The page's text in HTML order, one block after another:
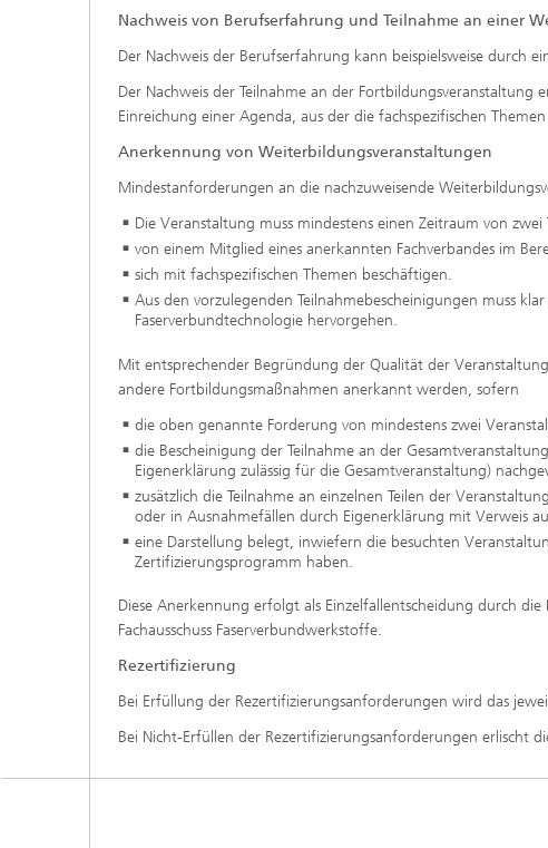
Nachweis von Berufserfahrung und Teilnahme an einer
Der Nachweis der Berufserfahrung kann beispielsweise durch
Der Nachweis der Teilnahme an der
Einreichung einer Agenda, aus der die fachspezifischen
Anerkennung von Weiterbildungsveranstaltungen
Mindestanforderungen an die nachzuweisende
Die Veranstaltung muss mindestens einen Zeitraum von zwei
von einem Mitglied eines anerkannten Fachverbandes im
sich mit fachspezifischen Themen beschäftigen.
Aus den vorzulegenden Teilnahmebescheinigungen muss
Faserverbundtechnologie hervorgehen.
Mit entsprechender Begründung der Qualität der
andere Fortbildungsmaßnahmen anerkannt werden, sofern
die oben genannte Forderung von mindestens zwei
die Bescheinigung der Teilnahme an der
Eigenerklärung zulässig für die Gesamtveranstaltung)
zusätzlich die Teilnahme an einzelnen Teilen der
oder in Ausnahmefällen durch Eigenerklärung mit Verweis
eine Darstellung belegt, inwiefern die besuchten
Zertifizierungsprogramm haben.
Diese Anerkennung erfolgt als Einzelfallentscheidung durch
Fachausschuss Faserverbundwerkstoffe.
Rezertifizierung
Bei Erfüllung der Rezertifizierungsanforderungen wird das
Bei Nicht-Erfüllen der Rezertifizierungsanforderungen erlischt